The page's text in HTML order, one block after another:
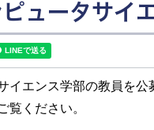
ュータサイ
イエンス学部の教員を公
覧ください。